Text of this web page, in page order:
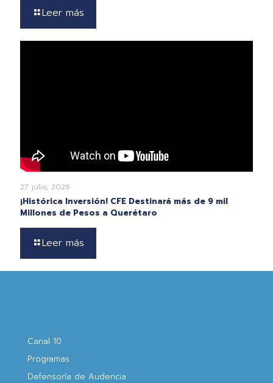
Leer más
27 julio, 2026
¡Histórica Inversión! CFE Destinará más de 9 mil
Millones de Pesos a Querétaro
Leer más
Canal 10
Programas
Defensoría de Audencia